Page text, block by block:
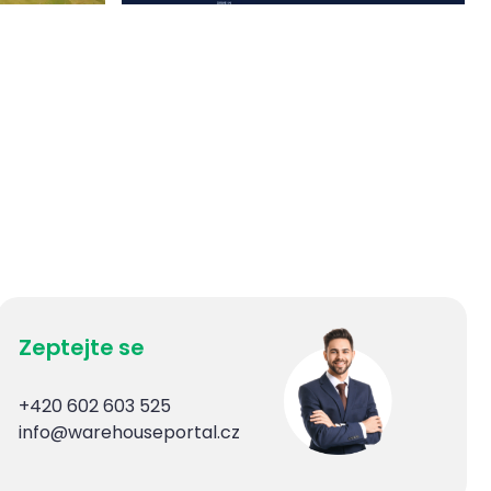
Zeptejte se
+420 602 603 525
info@warehouseportal.cz